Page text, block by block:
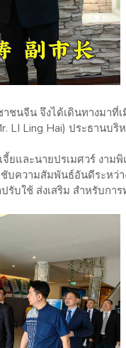
าชนจีน จึงได้เดินทางมาที่
LI Ling Hai) ประธานบ
และนายปรเมศวร์ งามพิ
บความสัมพันธ์อันดีระหว่
ใช้ ส่งเสริม สำหรับการ